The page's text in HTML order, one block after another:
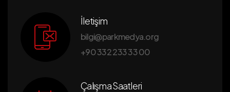
İletişim
bilgi@parkmedya.org
+90 332 233 33 00
Çalışma Saatleri